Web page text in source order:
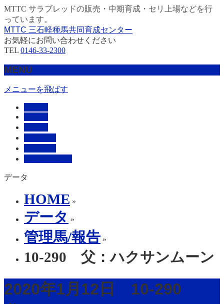
MTTC サラブレッドの販売・中期育成・セリ上場などを行
っています。
MTTC 三石軽種馬共同育成センター
お気軽にお問い合わせください
TEL 0146-33-2300
MENU
メニューを飛ばす
データ
HOME »
データ »
管理馬/報告 »
10-290 父：ハクサンムーン
2020年1月12日 10-290